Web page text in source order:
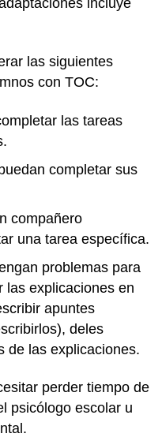
las siguientes
con TOC:
las tareas
completar sus
compañero
una tarea específica.
problemas para
las explicaciones en
apuntes
deles
de las explicaciones.
perder tiempo de
psicólogo escolar u